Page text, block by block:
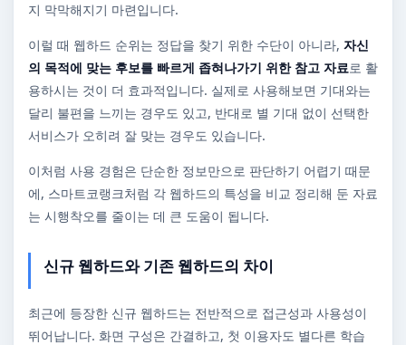
지 막막해지기 마련입니다.
이럴 때 웹하드 순위는 정답을 찾기 위한 수단이 아니라, 자신
의 목적에 맞는 후보를 빠르게 좁혀나가기 위한 참고 자료로 활
용하시는 것이 더 효과적입니다. 실제로 사용해보면 기대와는
달리 불편을 느끼는 경우도 있고, 반대로 별 기대 없이 선택한
서비스가 오히려 잘 맞는 경우도 있습니다.
이처럼 사용 경험은 단순한 정보만으로 판단하기 어렵기 때문
에, 스마트코랭크처럼 각 웹하드의 특성을 비교 정리해 둔 자료
는 시행착오를 줄이는 데 큰 도움이 됩니다.
신규 웹하드와 기존 웹하드의 차이
최근에 등장한 신규 웹하드는 전반적으로 접근성과 사용성이
뛰어납니다. 화면 구성은 간결하고, 첫 이용자도 별다른 학습